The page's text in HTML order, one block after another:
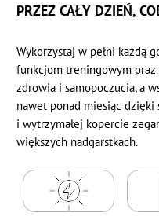
PRZEZ CAŁY DZIEŃ,
Wykorzystaj w pełni każdą
funkcjom treningowym
zdrowia i samopoczucia, a
nawet ponad miesiąc dzięki
i wytrzymałej kopercie
większych nadgarstkach.